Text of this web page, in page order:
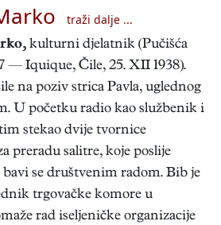
traži dalje ...
, kulturni djelatnik (Pučišća
— Iquique, Čile, 25. XII 1938).
na poziv strica Pavla, uglednog
U početku radio kao službenik i
stekao dvije tvornice
preradu salitre, koje poslije
se društvenim radom. Bib je
trgovačke komore u
rad iseljeničke organizacije